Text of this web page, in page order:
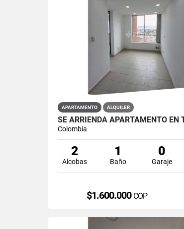
APARTAMENTO ALQUILER
Colombia
2
Alcobas
1
Baño
0
Garaje
$1.600.000 COP